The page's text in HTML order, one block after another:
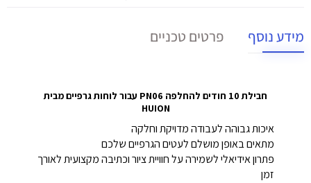
מידע נוסף פרטים טכניים
חבילת 10 חודים להחלפה PN06 עבור לוחות גרפיים מבית
HUION
איכות גבוהה לעבודה מדויקת וחלקה
מתאים באופן מושלם לעטים הגרפיים שלכם
פתרון אידיאלי לשמירה על חוויית ציור וכתיבה מקצועית לאורך
זמן